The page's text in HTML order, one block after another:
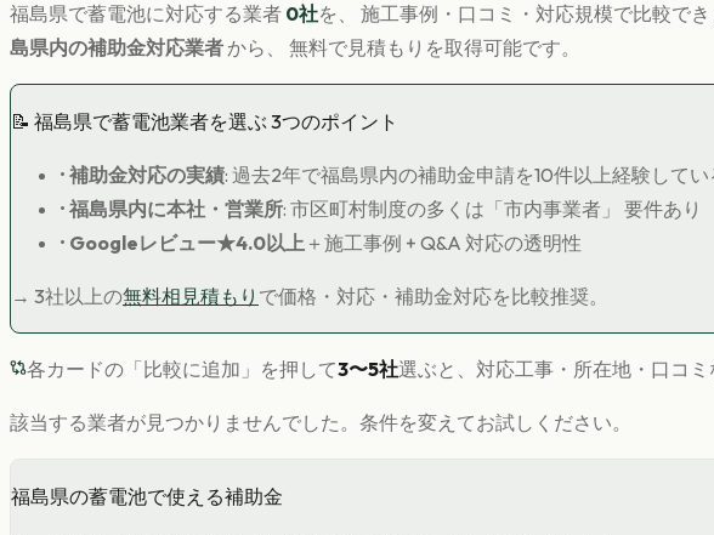
福島県で蓄電池に対応する業者 0社を、 施工事例・口コミ・対応規模で比較で
島県内の補助金対応業者から、 無料で見積もりを取得可能です。
📝 福島県で蓄電池業者を選ぶ 3つのポイント
• 補助金対応の実績: 過去2年で福島県内の補助金申請を10件以上経験して
• 福島県内に本社・営業所: 市区町村制度の多くは「市内事業者」 要件あり
• Googleレビュー★4.0以上 ＋施工事例 + Q&A 対応の透明性
→ 3社以上の無料相見積もり で価格・対応・補助金対応を比較推奨。
各カードの「比較に追加」を押して3〜5社選ぶと、対応工事・所在地・口コミ
該当する業者が見つかりませんでした。条件を変えてお試しください。
福島県の蓄電池で使える補助金